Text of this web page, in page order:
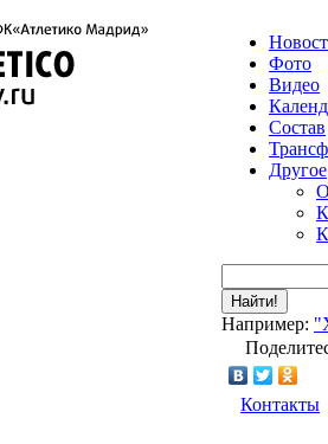
Фото
Видео
Состав
Другое
Найти!
Например:
Контакты